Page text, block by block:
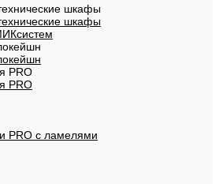
шкафы
шкафы
PRO
PRO
PRO с ламелями